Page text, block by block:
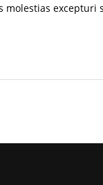
molestias